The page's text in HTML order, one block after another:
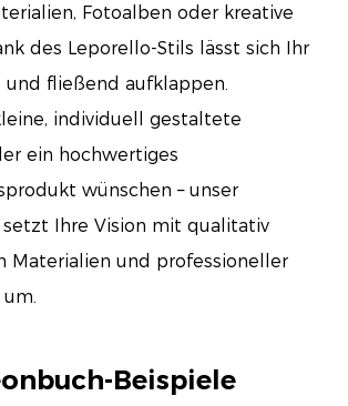
Fotoalben oder kreative
des Leporello-Stils lässt sich Ihr
und fließend aufklappen.
individuell gestaltete
ein hochwertiges
wünschen – unser
setzt Ihre Vision mit qualitativ
Materialien und professioneller
Beispiele